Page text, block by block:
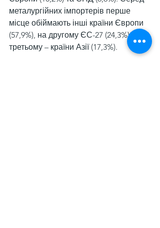
металургійних імпортерів перше
місце обіймають інші країни Європи
(57,9%), на другому ЄС-27 (24,3%), на
третьому – країни Азії (17,3%).